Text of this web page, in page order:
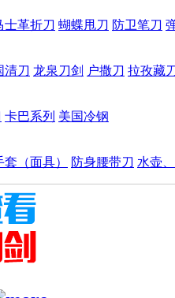
士革折刀 蝴蝶甩刀 防卫笔刀
清刀 龙泉刀剑 户撒刀 拉孜藏
卡巴系列 美国冷钢
套（面具） 防身腰带刀 水壶